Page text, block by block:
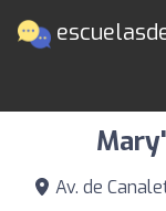
Escuelas
Av. de